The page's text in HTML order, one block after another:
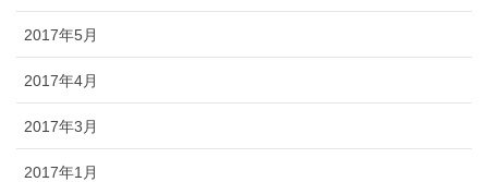
2017年5月
2017年4月
2017年3月
2017年1月